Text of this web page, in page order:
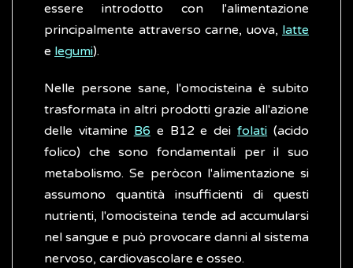
essere introdotto con l'alimentazione
principalmente attraverso carne, uova, latte
e legumi).
Nelle persone sane, l'omocisteina è subito
trasformata in altri prodotti grazie all'azione
delle vitamine B6 e B12 e deifolati (acido
folico) che sono fondamentali per il suo
metabolismo. Se peròcon l'alimentazione si
assumono quantità insufficienti di questi
nutrienti, l'omocisteina tende ad accumularsi
nel sangue e può provocare danni al sistema
nervoso, cardiovascolare e osseo.